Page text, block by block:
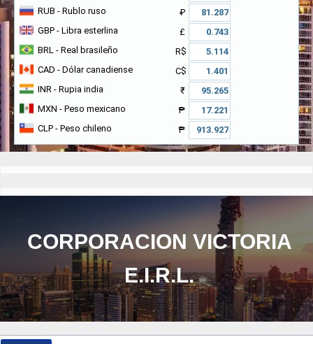
RUB - Rublo ruso
₽
GBP - Libra esterlina
£
BRL - Real brasileño
R$
CAD - Dólar canadiense
C$
INR - Rupia india
₹
MXN - Peso mexicano
₱
CLP - Peso chileno ₱
CORPORACION VICTORIA
E.I.R.L.